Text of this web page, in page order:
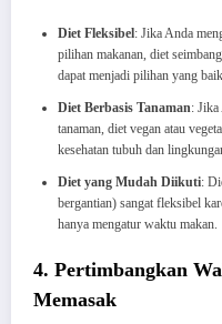
Diet Fleksibel: Jika Anda
pilihan makanan, diet
dapat menjadi pilihan yang baik.
Diet Berbasis Tanaman: Jika
tanaman, diet vegan atau
kesehatan tubuh dan
Diet yang Mudah Diikuti:
bergantian) sangat fleksibel
hanya mengatur waktu makan.
4. Pertimbangkan
Memasak